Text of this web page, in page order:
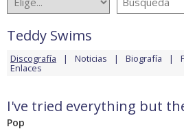
Teddy Swims
Discografía Noticias Biografía
Enlaces
I've tried everything but
Pop